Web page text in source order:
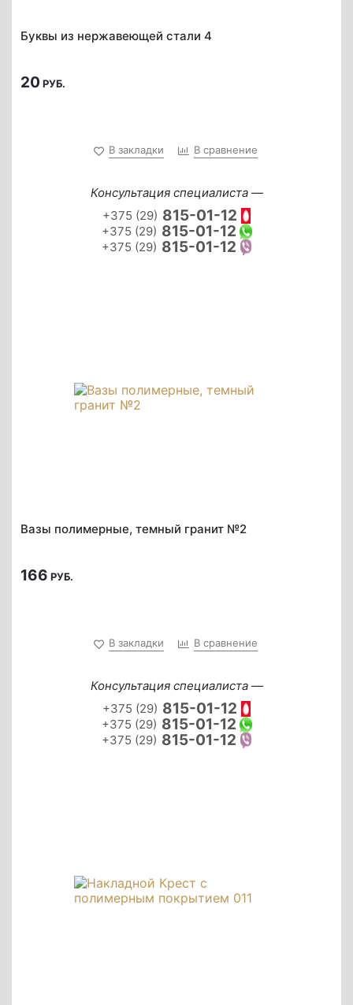
Буквы из нержавеющей стали 4
20 РУБ.
В закладки В сравнение
Консультация специалиста —
+375 (29) 815-01-12
+375 (29) 815-01-12
+375 (29) 815-01-12
Вазы полимерные, темный гранит №2
166 РУБ.
В закладки В сравнение
Консультация специалиста —
+375 (29) 815-01-12
+375 (29) 815-01-12
+375 (29) 815-01-12